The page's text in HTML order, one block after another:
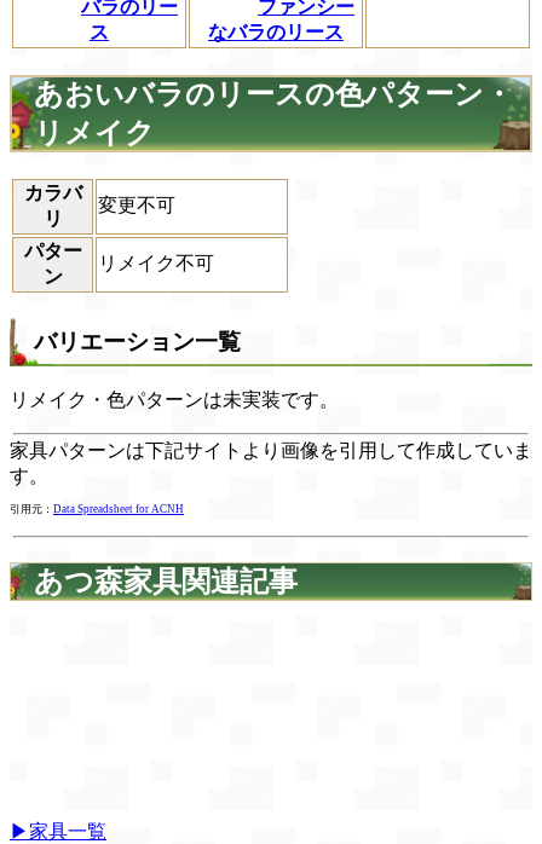
バラのリー
ス
ファンシー
なバラのリース
あおいバラのリースの色パターン・
リメイク
カラバ
リ
変更不可
パター
ン
リメイク不可
バリエーション一覧
リメイク・色パターンは未実装です。
家具パターンは下記サイトより画像を引用して作成していま
す。
引用元： Data Spreadsheet for ACNH
あつ森家具関連記事
▶家具一覧